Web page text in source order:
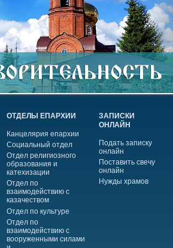
ОТДЕЛЫ ЕПАРХИИ
Канцелярия епархии
Социальный отдел
Отдел религиозного
образования и
катехизации
Отдел по
взаимодействию с
казачеством
Отдел по культуре
Отдел по
взаимодействию с
вооруженными силами
ЗАПИСКИ
ОНЛАЙН
Подать записку
онлайн
Поставить свечу
онлайн
Нужды храмов